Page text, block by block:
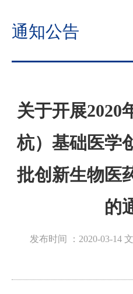
通知公告
关于开展2020
杭）基础医学
批创新生物医
的
发布时间 ：2020-03-14